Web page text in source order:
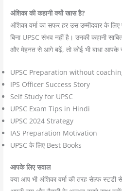
अंशिका की कहानी क्यों खास है?
अंशिका वर्मा का सफर हर उस उम्मीदवार के
बिना UPSC संभव नहीं है। उनकी कहानी
और मेहनत से आगे बढ़ें, तो कोई भी बाधा आपके
UPSC Preparation without
IPS Officer Success Story
Self Study for UPSC
UPSC Exam Tips in Hindi
UPSC 2024 Strategy
IAS Preparation Motivation
UPSC के लिए Best Books
आपके लिए सवाल
क्या आप भी अंशिका वर्मा की तरह सेल्फ स्टडी